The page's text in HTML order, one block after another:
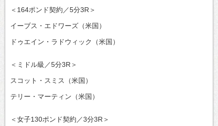
＜164ポンド契約／5分3R＞
イーブス・エドワーズ（米国）
ドゥエイン・ラドウィック（米国）
＜ミドル級／5分3R＞
スコット・スミス（米国）
テリー・マーティン（米国）
＜女子130ポンド契約／3分3R＞